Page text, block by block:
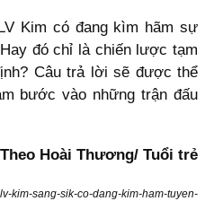
Kim có đang kìm hãm sự
đó chỉ là chiến lược tạm
Câu trả lời sẽ được thể
bước vào những trận đấu
Theo Hoài Thương/ Tuổi trẻ
kim-sang-sik-co-dang-kim-ham-tuyen-